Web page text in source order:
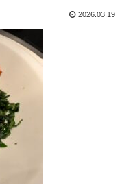
2026.03.19